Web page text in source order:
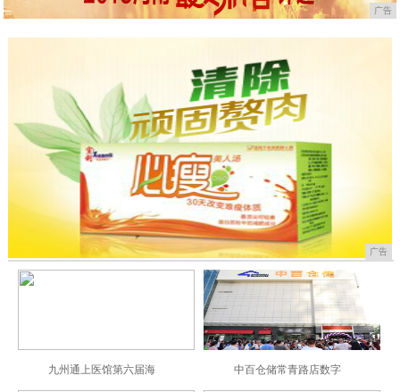
广告
广告
九州通上医馆第六届海 中百仓储常青路店数字